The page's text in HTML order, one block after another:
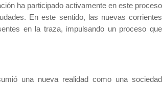
ha participado activamente en este proceso
En este sentido, las nuevas corrientes
en la traza, impulsando un proceso que
una nueva realidad como una sociedad